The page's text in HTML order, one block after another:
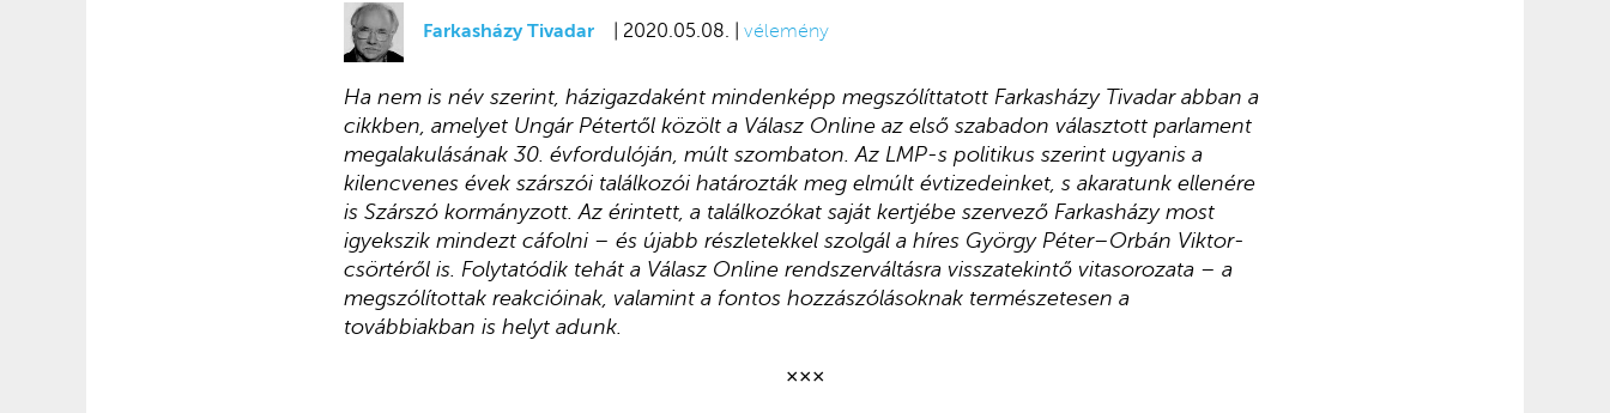
Farkasházy Tivadar | 2020.05.08. | vélemény
Ha nem is név szerint, házigazdaként mindenképp megszólíttatott Farkasházy Tivadar abban a
cikkben, amelyet Ungár Pétertől közölt a Válasz Online az első szabadon választott parlament
megalakulásának 30. évfordulóján, múlt szombaton. Az LMP-s politikus szerint ugyanis a
kilencvenes évek szárszói találkozói határozták meg elmúlt évtizedeinket, s akaratunk ellenére
is Szárszó kormányzott. Az érintett, a találkozókat saját kertjébe szervező Farkasházy most
igyekszik mindezt cáfolni – és újabb részletekkel szolgál a híres György Péter–Orbán Viktor-
csörtéről is. Folytatódik tehát a Válasz Online rendszerváltásra visszatekintő vitasorozata – a
megszólítottak reakcióinak, valamint a fontos hozzászólásoknak természetesen a
továbbiakban is helyt adunk.
×××